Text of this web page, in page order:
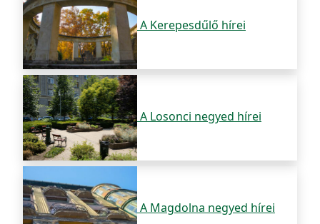
A Kerepesdűlő hírei
A Losonci negyed hírei
A Magdolna negyed hírei